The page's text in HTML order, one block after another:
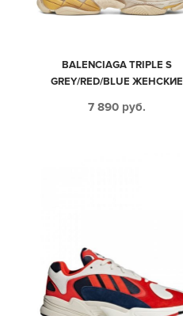
BALENCIAGA TRIPLE S
GREY/RED/BLUE ЖЕНСКИЕ
7 890 руб.